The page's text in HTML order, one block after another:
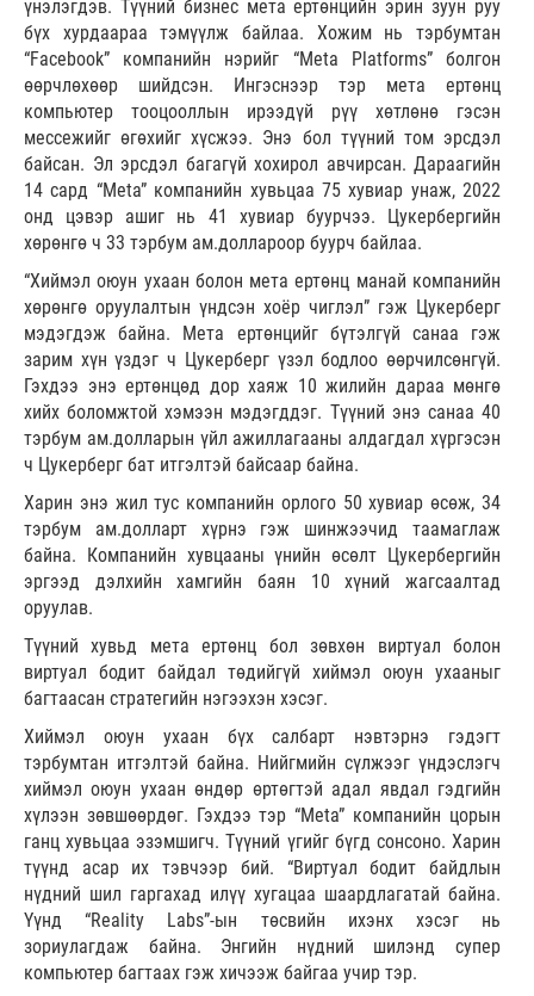
үнэлэгдэв. Түүний бизнес мета ертөнцийн эрин зуун руу
бүх хурдаараа тэмүүлж байлаа. Хожим нь тэрбумтан
“Facebook” компанийн нэрийг “Meta Platforms” болгон
өөрчлөхөөр шийдсэн. Ингэснээр тэр мета ертөнц
компьютер тооцооллын ирээдүй рүү хөтлөнө гэсэн
мессежийг өгөхийг хүсжээ. Энэ бол түүний том эрсдэл
байсан. Эл эрсдэл багагүй хохирол авчирсан. Дараагийн
14 сард “Meta” компанийн хувьцаа 75 хувиар унаж, 2022
онд цэвэр ашиг нь 41 хувиар буурчээ. Цукербергийн
хөрөнгө ч 33 тэрбум ам.доллароор буурч байлаа.
“Хиймэл оюун ухаан болон мета ертөнц манай компанийн
хөрөнгө оруулалтын үндсэн хоёр чиглэл” гэж Цукерберг
мэдэгдэж байна. Мета ертөнцийг бүтэлгүй санаа гэж
зарим хүн үздэг ч Цукерберг үзэл бодлоо өөрчилсөнгүй.
Гэхдээ энэ ертөнцөд дор хаяж 10 жилийн дараа мөнгө
хийх боломжтой хэмээн мэдэгддэг. Түүний энэ санаа 40
тэрбум ам.долларын үйл ажиллагааны алдагдал хүргэсэн
ч Цукерберг бат итгэлтэй байсаар байна.
Харин энэ жил тус компанийн орлого 50 хувиар өсөж, 34
тэрбум ам.долларт хүрнэ гэж шинжээчид таамаглаж
байна. Компанийн хувцааны үнийн өсөлт Цукербергийн
эргээд дэлхийн хамгийн баян 10 хүний жагсаалтад
оруулав.
Түүний хувьд мета ертөнц бол зөвхөн виртуал болон
виртуал бодит байдал төдийгүй хиймэл оюун ухааныг
багтаасан стратегийн нэгээхэн хэсэг.
Хиймэл оюун ухаан бүх салбарт нэвтэрнэ гэдэгт
тэрбумтан итгэлтэй байна. Нийгмийн сүлжээг үндэслэгч
хиймэл оюун ухаан өндөр өртөгтэй адал явдал гэдгийн
хүлээн зөвшөөрдөг. Гэхдээ тэр “Meta” компанийн цорын
ганц хувьцаа эзэмшигч. Түүний үгийг бүгд сонсоно. Харин
түүнд асар их тэвчээр бий. “Виртуал бодит байдлын
нүдний шил гаргахад илүү хугацаа шаардлагатай байна.
Үүнд “Reality Labs”-ын төсвийн ихэнх хэсэг нь
зориулагдаж байна. Энгийн нүдний шилэнд супер
компьютер багтаах гэж хичээж байгаа учир тэр.